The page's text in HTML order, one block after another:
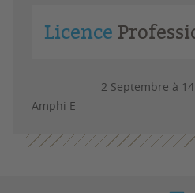
Licence
2 Septembre à 14h -
Amphi E